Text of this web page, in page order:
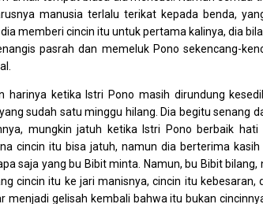
manusia terlalu terikat kepada benda,
memberi cincin itu untuk pertama kalinya, dia
pasrah dan memeluk Pono sekencang-
harinya ketika Istri Pono masih dirundung
sudah satu minggu hilang. Dia begitu senang
mungkin jatuh ketika Istri Pono berbaik
cincin itu bisa jatuh, namun dia berterima
saja yang bu Bibit minta. Namun, bu Bibit
cincin itu ke jari manisnya, cincin itu
menjadi gelisah kembali bahwa itu bukan